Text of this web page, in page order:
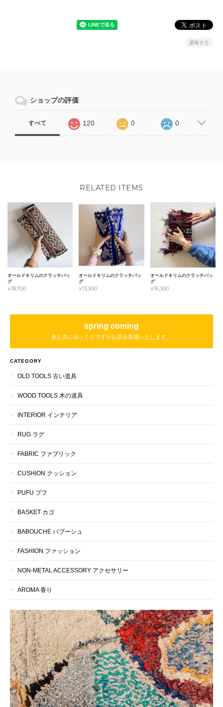
通報する
ショップの評価
すべて 120 0 0
RELATED ITEMS
オールドキリムのクラッチバッ
グ
¥18,700
オールドキリムのクラッチバッ
グ
¥15,950
オールドキリムのクラッチバッ
グ
¥16,500
spring coming
春と共にゆっくりですがお店を再開いたします。
CATEGORY
OLD TOOLS 古い道具
WOOD TOOLS 木の道具
INTERIOR インテリア
RUG ラグ
FABRIC ファブリック
CUSHION クッション
PUFU プフ
BASKET カゴ
BABOUCHE バブーシュ
FASHION ファッション
NON-METAL ACCESSORY アクセサリー
AROMA 香り